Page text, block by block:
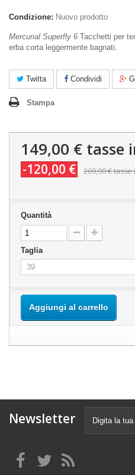
Condizione: Nuovo prodotto
Mercurial Superfly 6 Tacchetti per
erba corta leggermente bagnati.
Twitta Condividi
Stampa
149,00 € tasse
-120,00 € 269,00 €tasse
Quantità
Taglia
Aggiungi al carrello
Newsletter